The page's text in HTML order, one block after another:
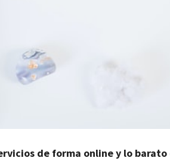
de forma online y lo